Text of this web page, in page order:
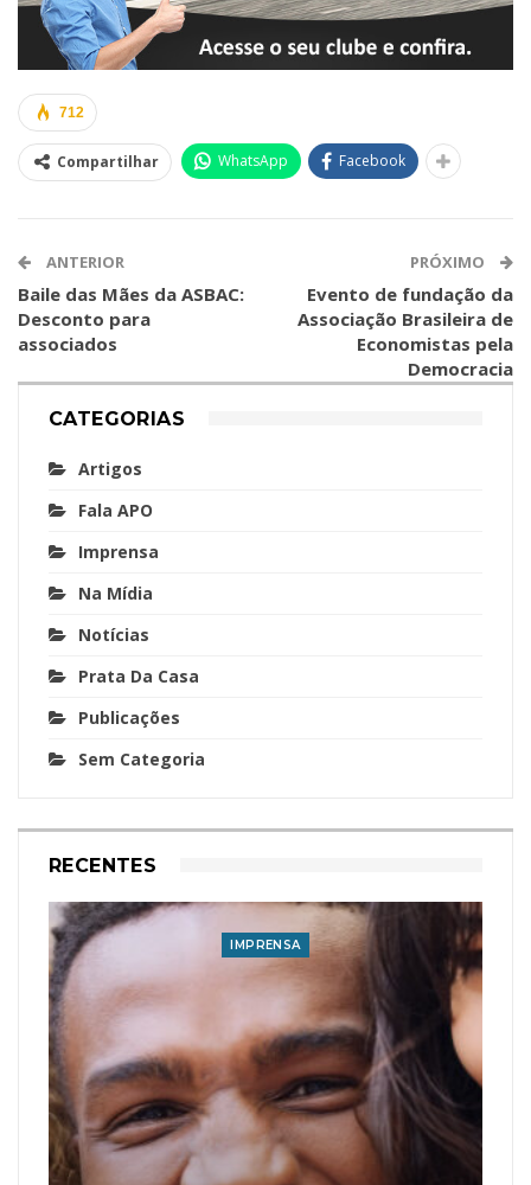
712
Compartilhar WhatsApp Facebook
ANTERIOR
Baile das Mães da ASBAC:
Desconto para
associados
PRÓXIMO
Evento de fundação da
Associação Brasileira de
Economistas pela
Democracia
CATEGORIAS
Artigos
Fala APO
Imprensa
Na Mídia
Notícias
Prata Da Casa
Publicações
Sem Categoria
RECENTES
IMPRENSA